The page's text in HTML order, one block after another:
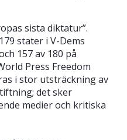
sista diktatur”.
stater i V-Dems
157 av 180 på
Press Freedom
i stor utsträckning av
det sker
medier och kritiska